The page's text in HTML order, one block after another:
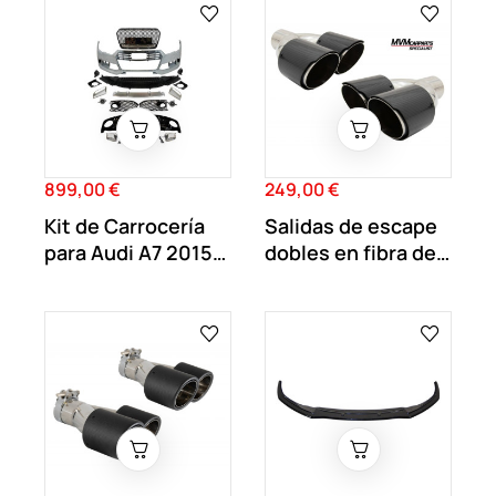
Precio
899,00 €
Kit de Carrocería
para Audi A7 2015-
Precio
249,00 €
Salidas de escape
dobles en fibra de